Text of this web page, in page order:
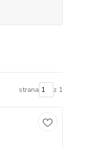
strana z 1